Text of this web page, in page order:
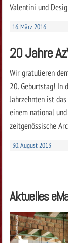
Valentini und
16. März 2016
20 Jahre
Wir gratulieren
20. Geburtstag! In
Jahrzehnten ist
einem national
zeitgenössische
30. August 2013
Aktuelles